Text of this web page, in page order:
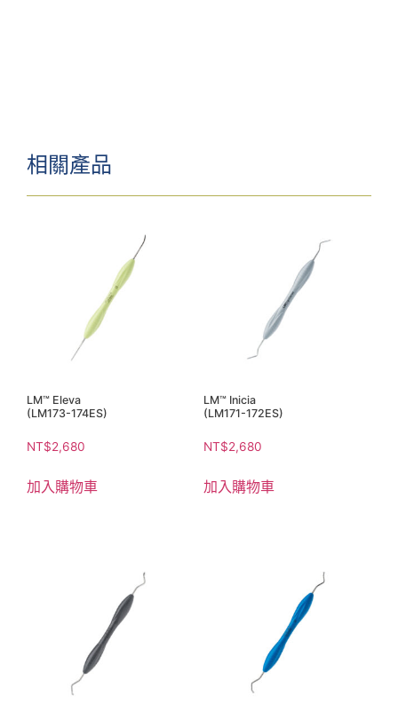
相關產品
LM™ Eleva
(LM173-174ES)
NT$2,680
加入購物車
LM™ Inicia
(LM171-172ES)
NT$2,680
加入購物車